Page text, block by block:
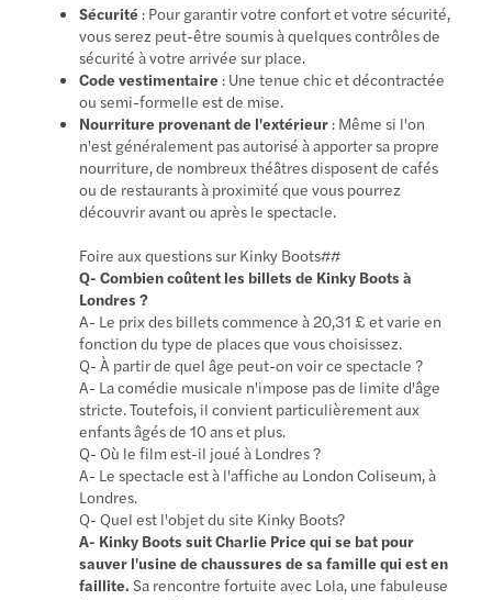
Sécurité : Pour garantir votre confort et votre sécurité,
vous serez peut-être soumis à quelques contrôles de
sécurité à votre arrivée sur place.
Code vestimentaire : Une tenue chic et décontractée
ou semi-formelle est de mise.
Nourriture provenant de l'extérieur : Même si l'on
n'est généralement pas autorisé à apporter sa propre
nourriture, de nombreux théâtres disposent de cafés
ou de restaurants à proximité que vous pourrez
découvrir avant ou après le spectacle.
Foire aux questions sur Kinky Boots##
Q- Combien coûtent les billets de Kinky Boots à
Londres ?
A- Le prix des billets commence à 20,31 £ et varie en
fonction du type de places que vous choisissez.
Q- À partir de quel âge peut-on voir ce spectacle ?
A- La comédie musicale n'impose pas de limite d'âge
stricte. Toutefois, il convient particulièrement aux
enfants âgés de 10 ans et plus.
Q- Où le film est-il joué à Londres ?
A- Le spectacle est à l'affiche au London Coliseum, à
Londres.
Q- Quel est l'objet du site Kinky Boots?
A- Kinky Boots suit Charlie Price qui se bat pour
sauver l'usine de chaussures de sa famille qui est en
faillite. Sa rencontre fortuite avec Lola, une fabuleuse